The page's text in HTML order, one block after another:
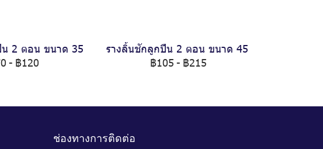
2 ตอน ขนาด 35
- ฿120
รางลิ้นชักลูกปืน 2 ตอน ขนาด 45
฿105 - ฿215
ช่องทางการติดต่อ